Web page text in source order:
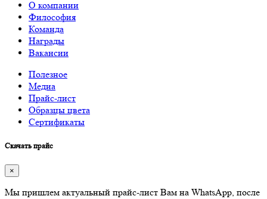
О компании
Философия
Команда
Награды
Вакансии
Полезное
Медиа
Прайс-лист
Образцы цвета
Сертификаты
Скачать прайс
×
Мы пришлем актуальный прайс-лист Вам на WhatsApp, после